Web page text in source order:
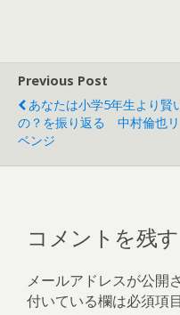
で
開
き
ま
す
)
Previous Post
あなたは小学5年生より賢
の？を振り返る 中村倫也リ
ベンジ
コメントを残す
メールアドレスが公開
付いている欄は必須項